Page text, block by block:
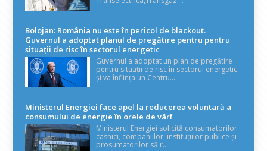
Bolojan: România nu este în pericol de blackout.
Guvernul a adoptat planul de pregătire pentru pentru
situații de risc în sectorul energetic
Guvernul a adoptat un plan de pregătire
pentru situații de risc în sectorul energetic
și va înființa un Centru...
Ministerul Energiei face apel la reducerea voluntară a
consumului de energie în orele de vârf
Ministerul Energiei solicită consumatorilor
casnici, companiilor, instituțiilor publice și
prosumatorilor să r...